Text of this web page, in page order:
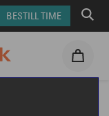
BESTILL TIME